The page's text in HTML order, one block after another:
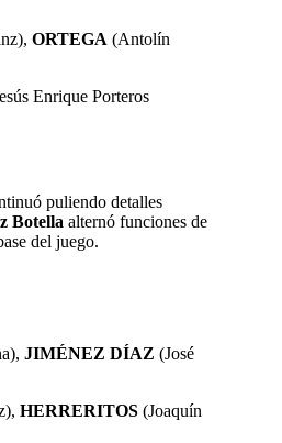
ORTEGA (Antolín
Enrique Porteros
puliendo detalles
Botella alternó funciones de
del juego.
JIMÉNEZ DÍAZ (José
HERRERITOS (Joaquín